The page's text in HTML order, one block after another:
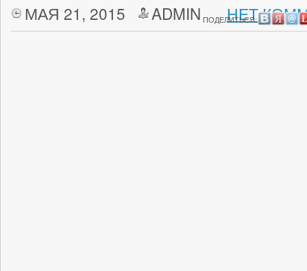
МАЯ 21, 2015 ADMIN НЕТ
ПОДЕЛИТЬСЯ: